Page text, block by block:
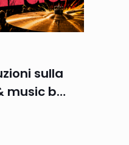
sulla
music b…